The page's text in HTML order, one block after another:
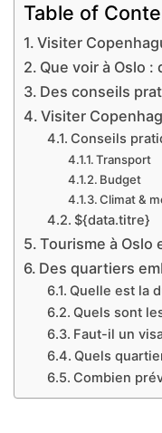
Table of
Visiter
Que voir à Oslo
Des conseils
Visiter
Conseils
Transport
Budget
Climat &
${data.titre}
Tourisme à Oslo
Des quartiers
Quelle est la
Quels sont
Faut-il un
Quels
Combien